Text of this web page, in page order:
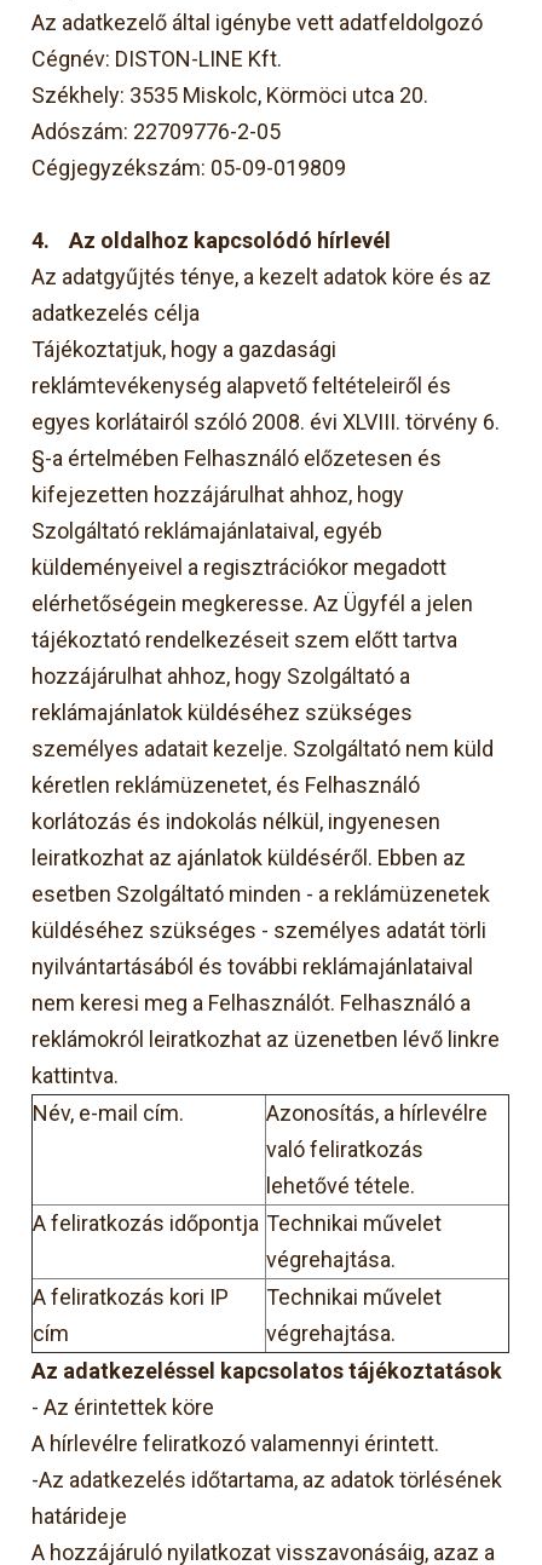
Az adatkezelő által igénybe vett adatfeldolgozó
Cégnév: DISTON-LINE Kft.
Székhely: 3535 Miskolc, Körmöci utca 20.
Adószám: 22709776-2-05
Cégjegyzékszám: 05-09-019809
4.Az oldalhoz kapcsolódó hírlevél
Az adatgyűjtés ténye, a kezelt adatok köre és az
adatkezelés célja
Tájékoztatjuk, hogy a gazdasági
reklámtevékenység alapvető feltételeiről és
egyes korlátairól szóló 2008. évi XLVIII. törvény 6.
§-a értelmében Felhasználó előzetesen és
kifejezetten hozzájárulhat ahhoz, hogy
Szolgáltató reklámajánlataival, egyéb
küldeményeivel a regisztrációkor megadott
elérhetőségein megkeresse. Az Ügyfél a jelen
tájékoztató rendelkezéseit szem előtt tartva
hozzájárulhat ahhoz, hogy Szolgáltató a
reklámajánlatok küldéséhez szükséges
személyes adatait kezelje. Szolgáltató nem küld
kéretlen reklámüzenetet, és Felhasználó
korlátozás és indokolás nélkül, ingyenesen
leiratkozhat az ajánlatok küldéséről. Ebben az
esetben Szolgáltató minden - a reklámüzenetek
küldéséhez szükséges - személyes adatát törli
nyilvántartásából és további reklámajánlataival
nem keresi meg a Felhasználót. Felhasználó a
reklámokról leiratkozhat az üzenetben lévő linkre
kattintva.
Név, e-mail cím.
Azonosítás, a hírlevélre
való feliratkozás
lehetővé tétele.
A feliratkozás időpontja Technikai művelet
végrehajtása.
A feliratkozás kori IP
cím
Technikai művelet
végrehajtása.
Az adatkezeléssel kapcsolatos tájékoztatások
- Az érintettek köre
A hírlevélre feliratkozó valamennyi érintett.
-Az adatkezelés időtartama, az adatok törlésének
határideje
A hozzájáruló nyilatkozat visszavonásáig, azaz a